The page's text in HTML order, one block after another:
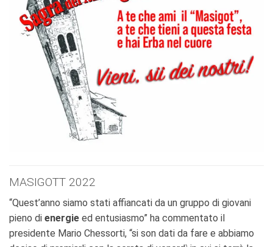
MASIGOTT 2022
“Quest’anno siamo stati affiancati da un gruppo di giovani
pieno di energie ed entusiasmo” ha commentato il
presidente Mario Chessorti, “si son dati da fare e abbiamo